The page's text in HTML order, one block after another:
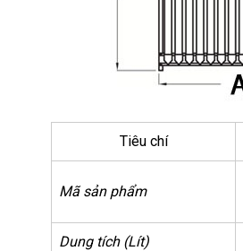
Tiêu chí
Mã sản phẩm
Dung tích (Lít)